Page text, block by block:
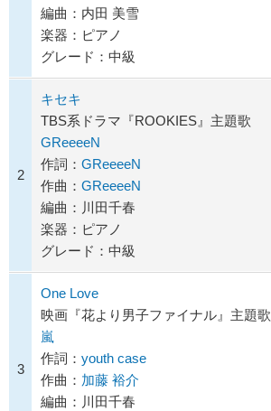
編曲：内田 美雪
楽器：ピアノ
グレード：中級
2
キセキ
TBS系ドラマ『ROOKIES』主題歌
GReeeeN
作詞： GReeeeN
作曲： GReeeeN
編曲：川田千春
楽器：ピアノ
グレード：中級
3
One Love
映画『花より男子ファイナル』主題歌
嵐
作詞： youth case
作曲： 加藤 裕介
編曲：川田千春